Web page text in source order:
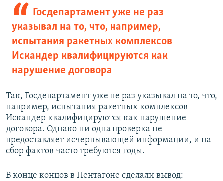
Госдепартамент уже не раз
указывал на то, что, например,
испытания ракетных комплексов
Искандер квалифицируются как
нарушение договора
Так, Госдепартамент уже не раз указывал на то, что,
например, испытания ракетных комплексов
Искандер квалифицируются как нарушение
договора. Однако ни одна проверка не
предоставляет исчерпывающей информации, и на
сбор фактов часто требуются годы.
В конце концов в Пентагоне сделали вывод: